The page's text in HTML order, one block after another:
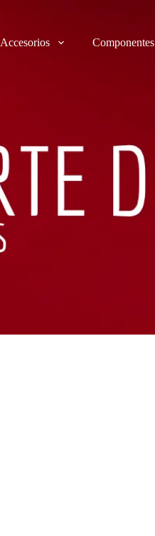
Accesorios Componentes